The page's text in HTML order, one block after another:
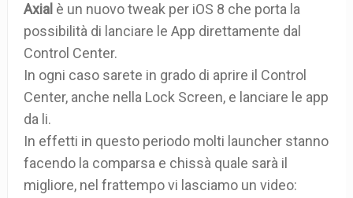
Axial è un nuovo tweak per iOS 8 che porta la
possibilità di lanciare le App direttamente dal
Control Center.
In ogni caso sarete in grado di aprire il Control
Center, anche nella Lock Screen, e lanciare le app
da li.
In effetti in questo periodo molti launcher stanno
facendo la comparsa e chissà quale sarà il
migliore, nel frattempo vi lasciamo un video: